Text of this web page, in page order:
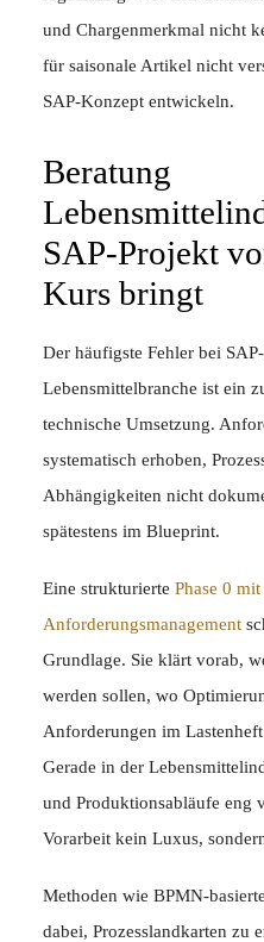
und Chargenmerkmal nicht
für saisonale Artikel nicht
SAP-Konzept entwickeln.
Beratung
SAP-Projekt
Kurs bringt
Der häufigste Fehler bei
Lebensmittelbranche ist ein
technische Umsetzung.
systematisch erhoben,
Abhängigkeiten nicht
spätestens im Blueprint.
Eine strukturierte Phase 0
Anforderungsmanagement
Grundlage. Sie klärt vorab,
werden sollen, wo
Anforderungen im
Gerade in der
und Produktionsabläufe eng
Vorarbeit kein Luxus,
Methoden wie BPMN-
dabei, Prozesslandkarten zu